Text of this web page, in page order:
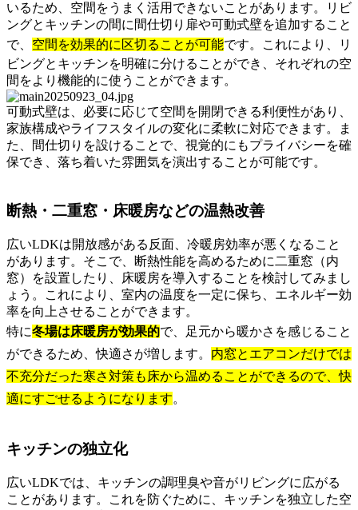
いるため、空間をうまく活用できないことがあります。リビ
ングとキッチンの間に間仕切り扉や可動式壁を追加すること
で、 空間を効果的に区切ることが可能です。これにより、リ
ビングとキッチンを明確に分けることができ、それぞれの空
間をより機能的に使うことができます。
可動式壁は、必要に応じて空間を開閉できる利便性があり、
家族構成やライフスタイルの変化に柔軟に対応できます。ま
た、間仕切りを設けることで、視覚的にもプライバシーを確
保でき、落ち着いた雰囲気を演出することが可能です。
断熱・二重窓・床暖房などの温熱改善
広いLDKは開放感がある反面、冷暖房効率が悪くなること
があります。そこで、断熱性能を高めるために二重窓（内
窓）を設置したり、床暖房を導入することを検討してみまし
ょう。これにより、室内の温度を一定に保ち、エネルギー効
率を向上させることができます。
特に冬場は床暖房が効果的で、足元から暖かさを感じること
ができるため、快適さが増します。 内窓とエアコンだけでは
不充分だった寒さ対策も床から温めることができるので、快
適にすごせるようになります。
キッチンの独立化
広いLDKでは、キッチンの調理臭や音がリビングに広がる
ことがあります。これを防ぐために、キッチンを独立した空